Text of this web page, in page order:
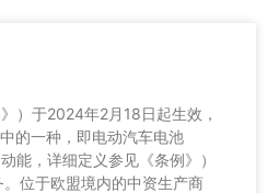
）于2024年2月18日起生效，
的一种，即电动汽车电池
能，详细定义参见《条例》）
位于欧盟境内的中资生产商